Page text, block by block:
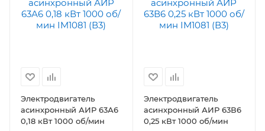
Электродвигатель
асинхронный АИР 63А6
0,18 кВт 1000 об/мин
Электродвигатель
асинхронный АИР 63В6
0,25 кВт 1000 об/мин